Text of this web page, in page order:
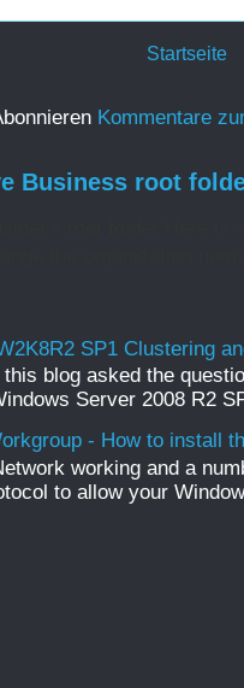
Startseite
Kommentare
Business root
SP1 Clustering
blog asked the
Server 2008 R2
- How to install
working and a
to allow your